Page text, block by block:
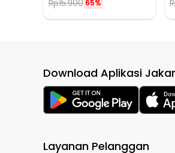
Rp15.900 65%
Download Aplikasi
Layanan Pelanggan